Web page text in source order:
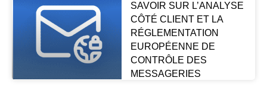
SAVOIR SUR L’ANALYSE
CÔTÉ CLIENT ET LA
RÉGLEMENTATION
EUROPÉENNE DE
CONTRÔLE DES
MESSAGERIES